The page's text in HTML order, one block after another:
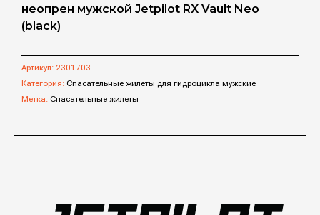
неопрен мужской Jetpilot RX Vault Neo
(black)
Артикул: 2301703
Категория: Спасательные жилеты для гидроцикла мужские
Метка: Спасательные жилеты